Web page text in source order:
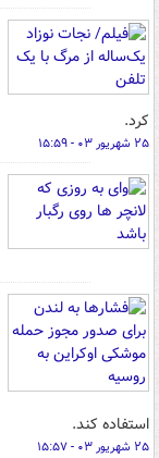
کرد.
۲۵ شهریور ۰۳ - ۱۵:۵۹
استفاده کند.
۲۵ شهریور ۰۳ - ۱۵:۵۷